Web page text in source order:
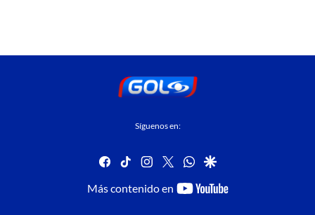
Síguenos en:
facebook
tiktok instagram
twitterwhatsapp
google
Más contenido en
youtube-